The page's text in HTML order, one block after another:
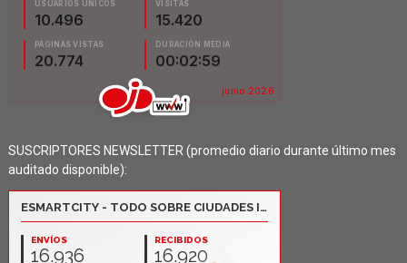
SUSCRIPTORES NEWSLETTER (promedio diario durante último mes
auditado disponible):